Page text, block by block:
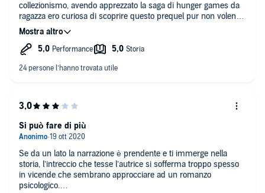
collezionismo, avendo apprezzato la saga di hunger games da
ragazza ero curiosa di scoprire questo prequel pur non volendo
“perdere tempo” con il libro. Dire che ne sono rimasta
piacevolmente colpita è poco, i personaggi sono molto più
tridimensionali rispetto a quelli della saga madre e i concetti di
passaggi di hunger games erano risultati troppo scontati e
enorme del protagonista è incredibilmente coerente. Si
scoprono le ragioni e i passaggi che danno vita agli hunger
games come li abbiamo conosciuti, i rinvii a ciò che sarà nella
saga madre sono delicati e molto poco fan service (paura che
universi molto amati dal pubblico) e il finale lascia quel
desiderio di saperne di più che caratterizza un buon libro. Per
quanto riguarda gli aspetti dell’audiolibro, la voce del lettore si
presta benissimo all’ascolto, rendendolo piacevole ed
Se da un lato la narrazione è prendente e ti immerge nella
storia, l’intreccio che tesse l’autrice si sofferma troppo spesso
in vicende che sembrano approcciare ad un romanzo
psicologico.
Si può fare di più